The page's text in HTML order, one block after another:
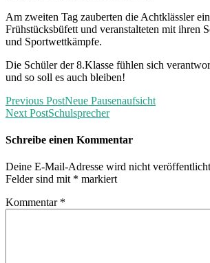
Am zweiten Tag zauberten die Achtklässler
Frühstücksbüfett und veranstalteten mit ihren
und Sportwettkämpfe.
Die Schüler der 8.Klasse fühlen sich
und so soll es auch bleiben!
Previous PostNeue Pausenaufsicht
Next PostSchulsprecher
Schreibe einen Kommentar
Deine E-Mail-Adresse wird nicht
Felder sind mit * markiert
Kommentar *